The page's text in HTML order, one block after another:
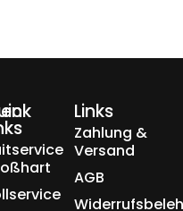
Links
Zahlung &
Versand
AGB